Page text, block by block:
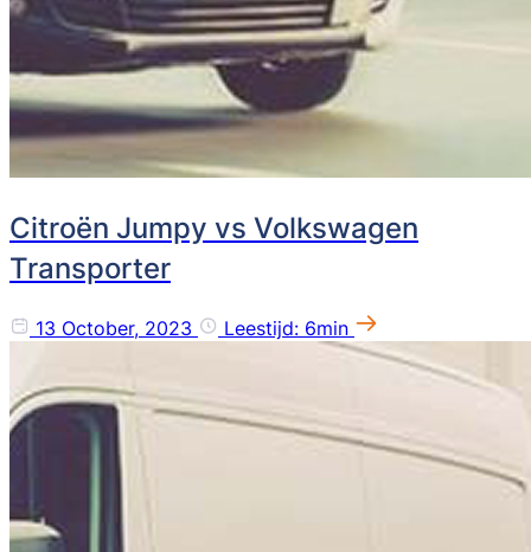
Citroën Jumpy vs Volkswagen
Transporter
13 October, 2023 Leestijd: 6min